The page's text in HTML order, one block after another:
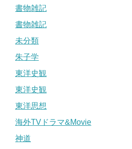
書物雑記
書物雑記
未分類
朱子学
東洋史観
東洋史観
東洋思想
海外TVドラマ&Movie
神道